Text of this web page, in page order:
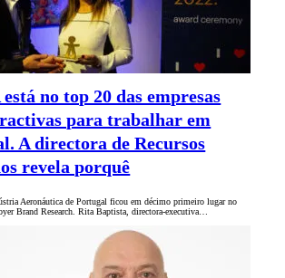
no top 20 das empresas
para trabalhar em
A directora de Recursos
revela porquê
Aeronáutica de Portugal ficou em décimo primeiro lugar no
Brand Research. Rita Baptista, directora-executiva…